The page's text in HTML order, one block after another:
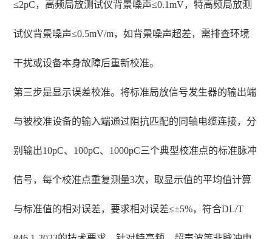
≤2pC，高频局放测试仪背景噪声≤0.1mV，特高频局放测
试仪背景噪声≤0.5mV/m，如背景噪声超差，需排查环境
干扰或设备本身故障后重新校准。
第三步是显示误差校准。将标准局放信号发生器的输出端
与被校准设备的输入端通过阻抗匹配的同轴电缆连接，分
别输出10pC、100pC、1000pC三个典型校准点的标准脉冲
信号，每个校准点重复测量3次，取显示值的平均值计算
与标准值的相对误差，要求相对误差≤±5%，符合DL/T